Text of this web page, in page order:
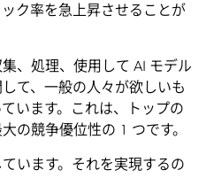
ク率を急上昇させることが
、処理、使用して AI モデル
て、一般の人々が欲しいも
います。これは、トップの
の競争優位性の 1 つです。
います。それを実現するの